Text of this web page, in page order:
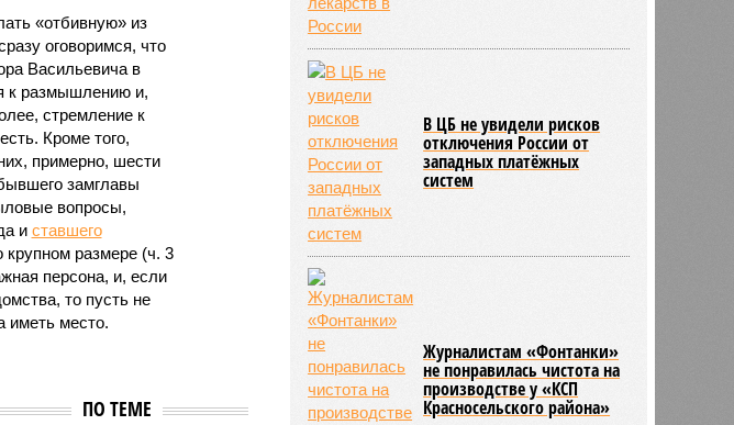
«отбивную» из
оговоримся, что
Васильевича в
к размышлению и,
стремление к
Кроме того,
примерно, шести
замглавы
вопросы,
и ставшего
крупном размере (ч. 3
персона, и, если
то пусть не
иметь место.
ПО ТЕМЕ
В ЦБ не увидели рисков
отключения России от
западных платёжных
систем
Журналистам «Фонтанки»
не понравилась чистота на
производстве у «КСП
Красносельского района»